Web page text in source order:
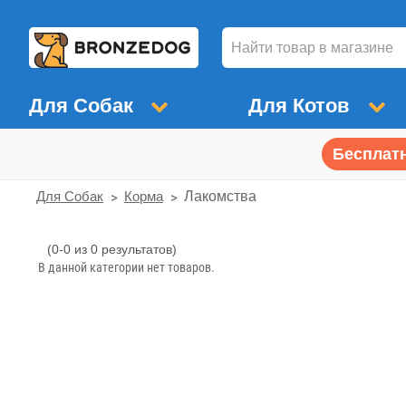
Для Собак Для Котов
Для Собак Корма Лакомства
Лакомства
(0-0 из 0 результатов)
В данной категории нет товаров.